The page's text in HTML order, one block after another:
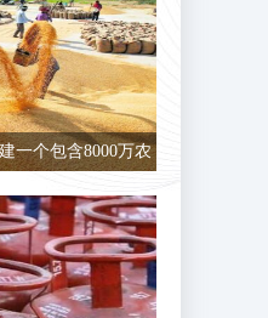
一个包含8000万农